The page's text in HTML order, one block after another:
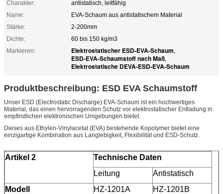
Charakter:
antistatisch, leitfähig
Name:
EVA-Schaum aus antistatischem Material
Stärke:
2-200mm
Dichte:
60 bis 150 kg/m3
Markieren:
Elektrostatischer ESD-EVA-Schaum,
ESD-EVA-Schaumstoff nach Maß,
Elektrostatische DEVA-ESD-EVA-Schaum
Produktbeschreibung: ESD EVA Schaumstoff
Unser ESD (Electrostatic Discharge) EVA-Schaum ist ein hochwertiges
Material, das einen hervorragenden Schutz vor elektrostatischer Entladung in
empfindlichen elektronischen Umgebungen bietet.
Dieses aus Ethylen-Vinylacetat (EVA) bestehende Kopolymer bietet eine
einzigartige Kombination aus Langlebigkeit, Flexibilität und ESD-Schutz.
Artikel 2
Technische Daten
Leitung
Antistatisch
Modell
HZ-1201A
HZ-1201B